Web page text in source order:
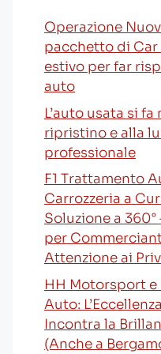
Operazione
pacchetto di
estivo per far
auto
L’auto usata si
ripristino e alla
professionale
F1 Trattamento
Carrozzeria a
Soluzione a 360°
per
Attenzione ai
HH Motorsport e
Auto:
Incontra la
(Anche a